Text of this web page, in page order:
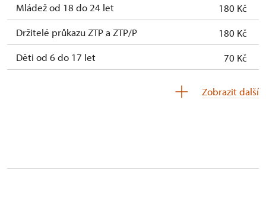
Mládež od 18 do 24 let
180 Kč
Držitelé průkazu ZTP a ZTP/P
180 Kč
Děti od 6 do 17 let
70 Kč
Průvodce organizované skupiny (1 osoba
Zdarma
Zobrazit další